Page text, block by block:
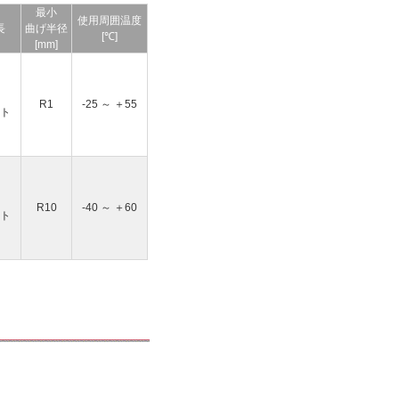
最小
曲げ半径
[mm]
使用周囲温度
[℃]
R1 -25 ～ ＋55
R10 -40 ～ ＋60